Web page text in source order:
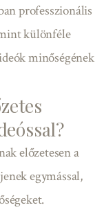
professzionális
különféle
minőségének
előzetesen a
egymással,